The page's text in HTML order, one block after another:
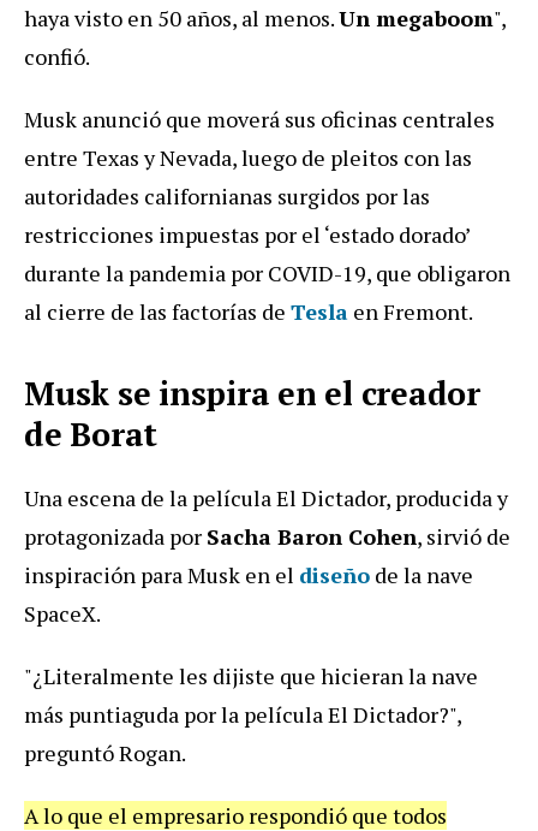
haya visto en 50 años, al menos.Un megaboom",
confió.
Musk anunció que moverá sus oficinas centrales
entre Texas y Nevada, luego de pleitos con las
autoridades californianas surgidos por las
restricciones impuestas por el ‘estado dorado’
durante la pandemia por COVID-19, que obligaron
al cierre de las factorías de Tesla en Fremont.
Musk se inspira en el creador
de Borat
Una escena de la película El Dictador, producida y
protagonizada por Sacha Baron Cohen, sirvió de
inspiración para Musk en el diseño de la nave
SpaceX.
"¿Literalmente les dijiste que hicieran la nave
más puntiaguda por la película El Dictador?",
preguntó Rogan.
A lo que el empresario respondió que todos